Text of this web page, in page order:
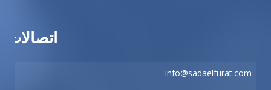
اتصالات
info@sadaelfurat.com